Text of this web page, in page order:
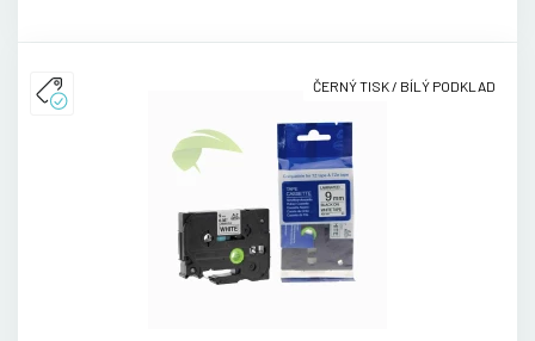
ČERNÝ TISK / BÍLÝ PODKLAD